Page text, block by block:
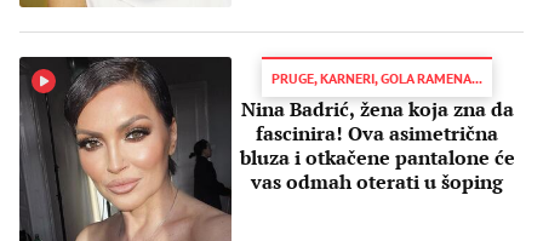
PRUGE, KARNERI, GOLA RAMENA...
Nina Badrić, žena koja zna da
fascinira! Ova asimetrična
bluza i otkačene pantalone će
vas odmah oterati u šoping